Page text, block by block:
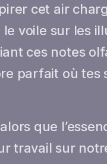
cet air
voile sur les
ces notes
parfait où tes
que
travail sur